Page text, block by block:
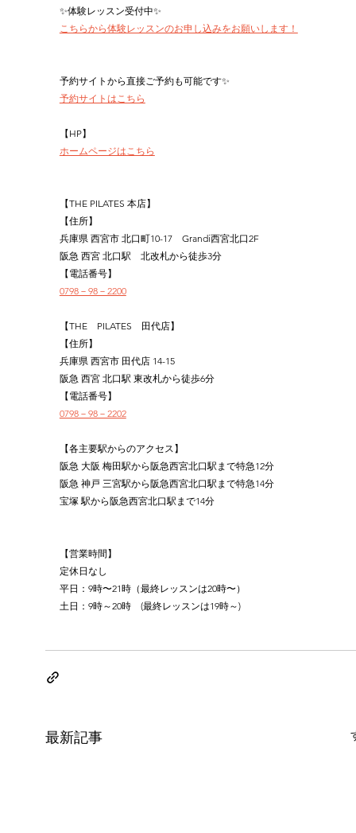
✨体験レッスン受付中✨
こちらから体験レッスンのお申し込みをお願いします！
予約サイトから直接ご予約も可能です✨
予約サイトはこちら
【HP】
ホームページはこちら
【THE PILATES 本店】
【住所】
兵庫県 西宮市 北口町10-17　Grandi西宮北口2F
阪急 西宮 北口駅　北改札から徒歩3分
【電話番号】
0798－98－2200
【THE　PILATES　田代店】
【住所】
兵庫県 西宮市 田代店 14-15
阪急 西宮 北口駅 東改札から徒歩6分
【電話番号】
0798－98－2202
【各主要駅からのアクセス】
阪急 大阪 梅田駅から阪急西宮北口駅まで特急12分
阪急 神戸 三宮駅から阪急西宮北口駅まで特急14分
宝塚 駅から阪急西宮北口駅まで14分
【営業時間】
定休日なし
平日：9時〜21時（最終レッスンは20時〜）
土日：9時～20時　(最終レッスンは19時～)
最新記事